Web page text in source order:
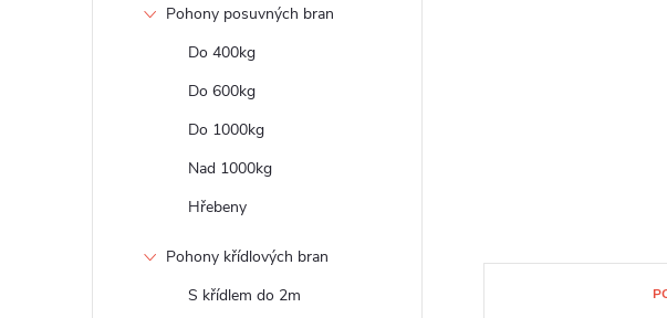
Pohony posuvných bran
Do 400kg
Do 600kg
Do 1000kg
Nad 1000kg
Hřebeny
Pohony křídlových bran
S křídlem do 2m